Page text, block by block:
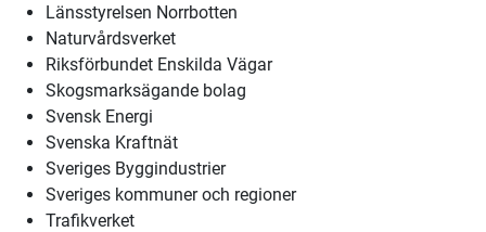
Länsstyrelsen Norrbotten
Naturvårdsverket
Riksförbundet Enskilda Vägar
Skogsmarksägande bolag
Svensk Energi
Svenska Kraftnät
Sveriges Byggindustrier
Sveriges kommuner och regioner
Trafikverket